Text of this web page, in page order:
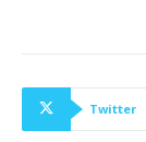
Twitter